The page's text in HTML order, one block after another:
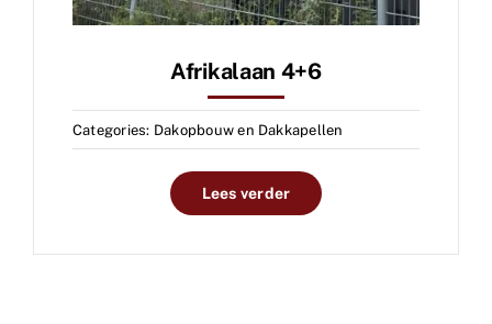
Afrikalaan 4+6
Categories: Dakopbouw en Dakkapellen
Lees verder